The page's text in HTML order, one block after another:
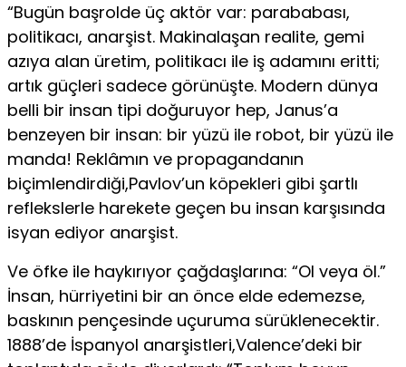
“Bugün başrolde üç aktör var: parababası,
politikacı, anarşist. Makinalaşan realite, gemi
azıya alan üretim, politikacı ile iş adamını eritti;
artık güçleri sadece görünüşte. Modern dünya
belli bir insan tipi doğuruyor hep, Janus’a
benzeyen bir insan: bir yüzü ile robot, bir yüzü ile
manda! Reklâmın ve propagandanın
biçimlendirdiği,Pavlov’un köpekleri gibi şartlı
reflekslerle harekete geçen bu insan karşısında
isyan ediyor anarşist.
Ve öfke ile haykırıyor çağdaşlarına: “Ol veya öl.”
İnsan, hürriyetini bir an önce elde edemezse,
baskının pençesinde uçuruma sürüklenecektir.
1888’de İspanyol anarşistleri,Valence’deki bir